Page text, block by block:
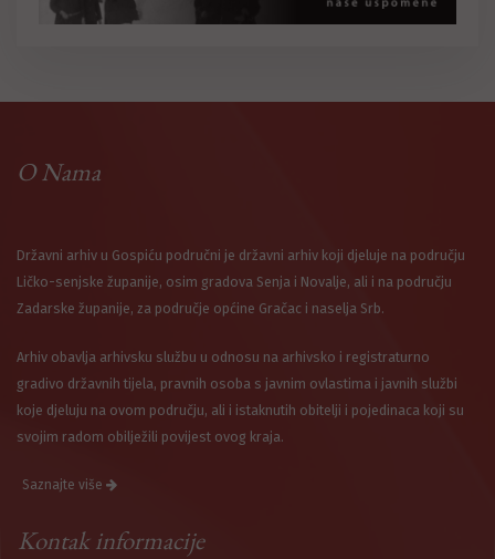
O Nama
Državni arhiv u Gospiću područni je državni arhiv koji djeluje na području
Ličko-senjske županije, osim gradova Senja i Novalje, ali i na području
Zadarske županije, za područje općine Gračac i naselja Srb.
Arhiv obavlja arhivsku službu u odnosu na arhivsko i registraturno
gradivo državnih tijela, pravnih osoba s javnim ovlastima i javnih službi
koje djeluju na ovom području, ali i istaknutih obitelji i pojedinaca koji su
svojim radom obilježili povijest ovog kraja.
Saznajte više
Kontak informacije